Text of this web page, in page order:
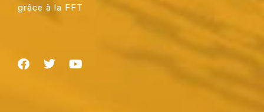
grâce à la FFT